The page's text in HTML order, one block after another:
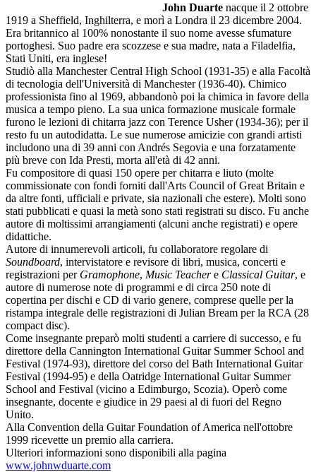
John Duarte nacque il 2 ottobre
1919 a Sheffield, Inghilterra, e morì a Londra il 23 dicembre 2004.
Era britannico al 100% nonostante il suo nome avesse sfumature
portoghesi. Suo padre era scozzese e sua madre, nata a Filadelfia,
Stati Uniti, era inglese!
Studiò alla Manchester Central High School (1931-35) e alla Facoltà
di tecnologia dell'Università di Manchester (1936-40). Chimico
professionista fino al 1969, abbandonò poi la chimica in favore della
musica a tempo pieno. La sua unica formazione musicale formale
furono le lezioni di chitarra jazz con Terence Usher (1934-36); per il
resto fu un autodidatta. Le sue numerose amicizie con grandi artisti
includono una di 39 anni con Andrés Segovia e una forzatamente
più breve con Ida Presti, morta all'età di 42 anni.
Fu compositore di quasi 150 opere per chitarra e liuto (molte
commissionate con fondi forniti dall'Arts Council of Great Britain e
da altre fonti, ufficiali e private, sia nazionali che estere). Molti sono
stati pubblicati e quasi la metà sono stati registrati su disco. Fu anche
autore di moltissimi arrangiamenti (alcuni anche registrati) e opere
didattiche.
Autore di innumerevoli articoli, fu collaboratore regolare di
Soundboard, intervistatore e revisore di libri, musica, concerti e
registrazioni per Gramophone, Music Teachere Classical Guitar, e
autore di numerose note di programmi e di circa 250 note di
copertina per dischi e CD di vario genere, comprese quelle per la
ristampa integrale delle registrazioni di Julian Bream per la RCA (28
compact disc).
Come insegnante preparò molti studenti a carriere di successo, e fu
direttore della Cannington International Guitar Summer School and
Festival (1974-93), direttore del corso del Bath International Guitar
Festival (1994-95) e della Oatridge International Guitar Summer
School and Festival (vicino a Edimburgo, Scozia). Operò come
insegnante, docente e giudice in 29 paesi al di fuori del Regno
Unito.
Alla Convention della Guitar Foundation of America nell'ottobre
1999 ricevette un premio alla carriera.
Ulteriori informazioni sono disponibili alla pagina
www.johnwduarte.com